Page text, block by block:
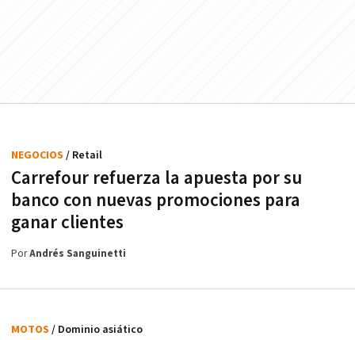
Carrefour refuerza la apuesta por su
banco con nuevas promociones para
ganar clientes
NEGOCIOS / Retail
PorAndrés Sanguinetti
MOTOS / Dominio asiático